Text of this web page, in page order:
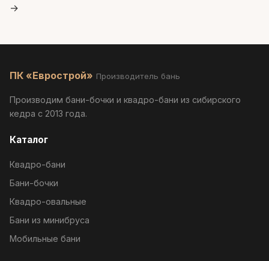
→
ПК «Еврострой» Производитель бань
Производим бани-бочки и квадро-бани из сибирского
кедра с 2013 года.
Каталог
Квадро-бани
Бани-бочки
Квадро-овальные
Бани из минибруса
Мобильные бани